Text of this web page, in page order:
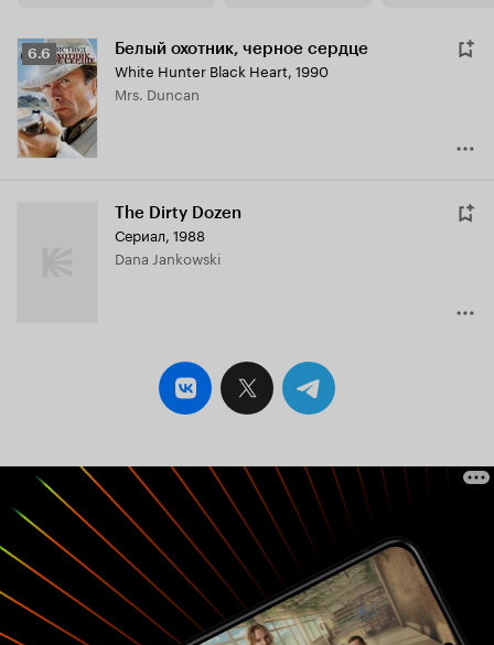
Рейтинг
Кинопоиска
6.6
6.6 Белый охотник, черное сердце
White Hunter Black Heart, 1990
Mrs. Duncan
The Dirty Dozen
Сериал, 1988
Dana Jankowski